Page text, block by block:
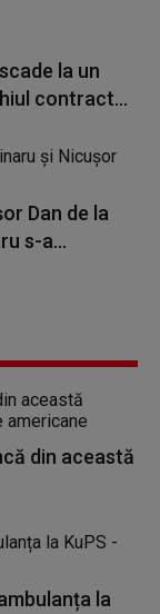
la un
contract...
Dan de la
s-a...
din această
la